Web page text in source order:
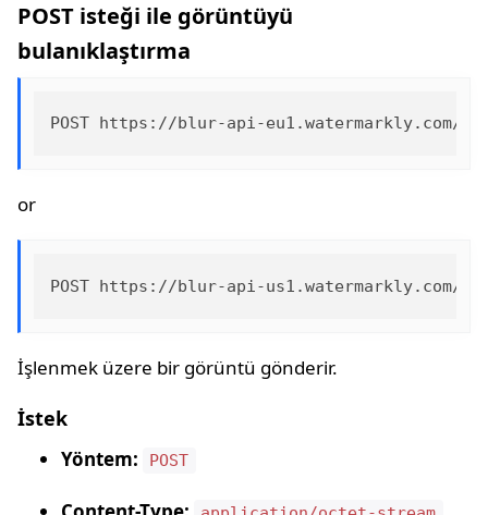
POST isteği ile görüntüyü
bulanıklaştırma
or
İşlenmek üzere bir görüntü gönderir.
İstek
Yöntem: POST